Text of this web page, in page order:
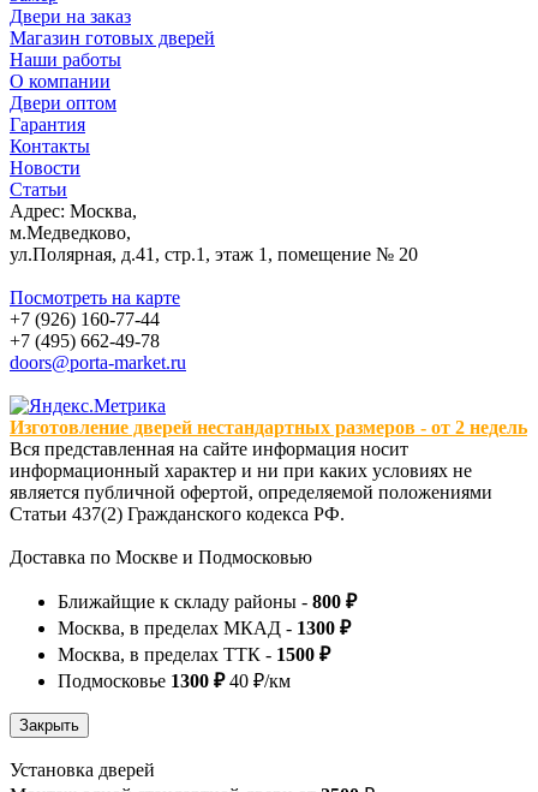
Двери на заказ
Магазин готовых дверей
Наши работы
О компании
Двери оптом
Гарантия
Контакты
Новости
Статьи
Адрес: Москва,
м.Медведково,
ул.Полярная, д.41, стр.1, этаж 1, помещение № 20
Посмотреть на карте
+7 (926) 160-77-44
+7 (495) 662-49-78
doors@porta-market.ru
Изготовление дверей нестандартных размеров - от 2 недель
Вся представленная на сайте информация носит
информационный характер и ни при каких условиях не
является публичной офертой, определяемой положениями
Статьи 437(2) Гражданского кодекса РФ.
Доставка по Москве и Подмосковью
Ближайщие к складу районы - 800 ₽
Москва, в пределах МКАД - 1300 ₽
Москва, в пределах ТТК - 1500 ₽
Подмосковье 1300 ₽40 ₽/км
Установка дверей